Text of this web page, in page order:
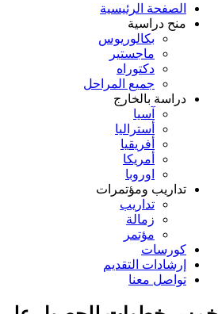
الصفحة الرئيسية
منح دراسية
بكالوريوس
ماجستير
دكتوراه
جميع المراحل
دراسة بالخارج
آسيا
أستراليا
أفريقيا
أمريكا
اوروبا
تداريب ومؤتمرات
تداريب
زمالة
مؤتمر
كورسات
إرشادات التقديم
تواصل معنا